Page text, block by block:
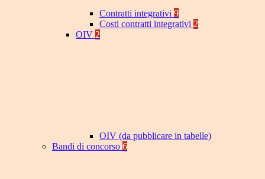
Contratti integrativi 9
Costi contratti integrativi 2
OIV 2
OIV (da pubblicare in tabelle)
Bandi di concorso 6